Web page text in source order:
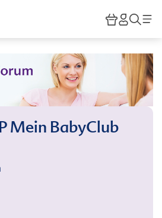
HiPP
Mein BabyClub